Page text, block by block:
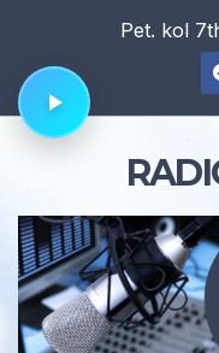
content
Pet. kol